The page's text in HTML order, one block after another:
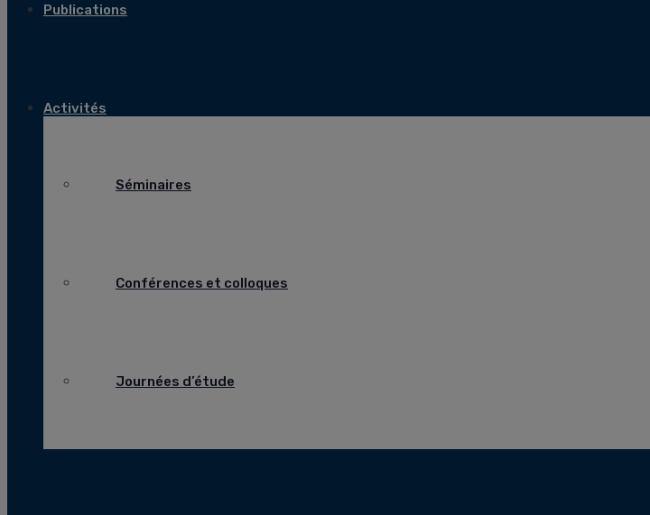
Publications
Activités
Séminaires
Conférences et colloques
Journées d’étude